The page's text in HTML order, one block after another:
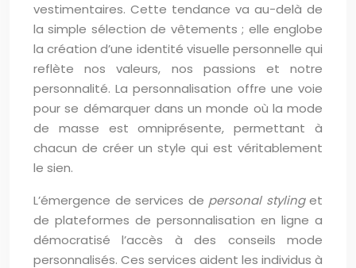
vestimentaires. Cette tendance va au-delà de
la simple sélection de vêtements ; elle englobe
la création d’une identité visuelle personnelle qui
reflète nos valeurs, nos passions et notre
personnalité. La personnalisation offre une voie
pour se démarquer dans un monde où la mode
de masse est omniprésente, permettant à
chacun de créer un style qui est véritablement
le sien.
L’émergence de services de personal stylinget
de plateformes de personnalisation en ligne a
démocratisé l’accès à des conseils mode
personnalisés. Ces services aident les individus à